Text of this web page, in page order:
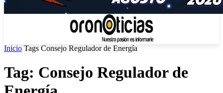
Inicio Tags Consejo Regulador de Energía
Tag: Consejo Regulador de